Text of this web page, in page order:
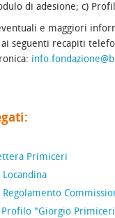
di adesione; c)
e maggiori
ai seguenti recapiti
Primiceri
Locandina
Regolamento
Profilo "Giorgio